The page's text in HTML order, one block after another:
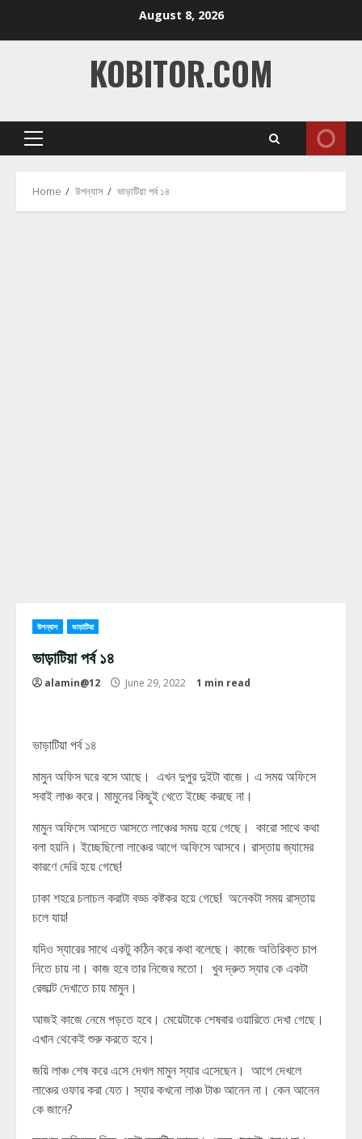
August 8, 2026
KOBITOR.COM
Primary
Home উপন্যাস ভাড়াটিয়া পর্ব ১৪
উপন্যাস ভাড়াটিয়া
ভাড়াটিয়া পর্ব ১৪
alamin@12 June 29, 2022 1 min read
ভাড়াটিয়া পর্ব ১৪
মামুন অফিস ঘরে বসে আছে। এখন দুপুর দুইটা বাজে। এ সময় অফিসে
সবাই লাঞ্চ করে। মামুনের কিছুই খেতে ইচ্ছে করছে না।
মামুন অফিসে আসতে আসতে লাঞ্চের সময় হয়ে গেছে। কারো সাথে কথা
বলা হয়নি। ইচ্ছেছিলো লাঞ্চের আগে অফিসে আসবে। রাস্তায় জ্যামের
কারণে দেরি হয়ে গেছে!
ঢাকা শহরে চলাচল করাটা বড্ড কষ্টকর হয়ে গেছে! অনেকটা সময় রাস্তায়
চলে যায়!
যদিও স্যারের সাথে একটু কঠিন করে কথা বলেছে। কাজে অতিরিক্ত চাপ
নিতে চায় না। কাজ হবে তার নিজের মতো। খুব দ্রুত স্যার কে একটা
রেজাল্ট দেখাতে চায় মামুন।
আজই কাজে নেমে পড়তে হবে। মেয়েটাকে শেষবার ওয়ারিতে দেখা গেছে।
এখান থেকেই শুরু করতে হবে।
জয়ি লাঞ্চ শেষ করে এসে দেখল মামুন স্যার এসেছেন। আগে দেখলে
লাঞ্চের ওফার করা যেত। স্যার কখনো লাঞ্চ টাঞ্চ আনেন না। কেন আনেন
কে জানে?